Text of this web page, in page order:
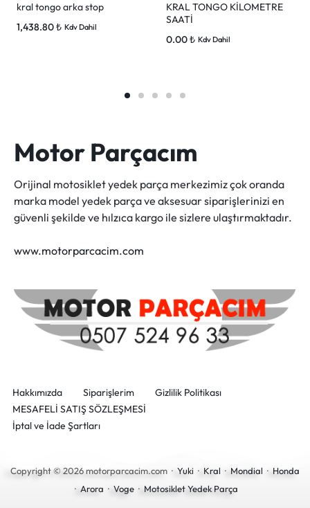
kral tongo arka stop
1,438.80₺ Kdv Dahil
KRAL TONGO KİLOMETRE
SAATİ
0.00₺ Kdv Dahil
Motor Parçacım
Orijinal motosiklet yedek parça merkezimiz çok oranda
marka model yedek parça ve aksesuar siparişlerinizi en
güvenli şekilde ve hılzıca kargo ile sizlere ulaştırmaktadır.
www.motorparcacim.com
Hakkımızda Siparişlerim
Gizlilik Politikası
MESAFELİ SATIŞ SÖZLEŞMESİ
İptal ve İade Şartları
Copyright © 2026 motorparcacim.com · Yuki · Kral · Mondial · Honda
· Arora · Voge· Motosiklet Yedek Parça